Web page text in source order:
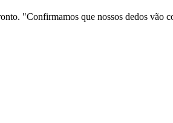
"Confirmamos que nossos dedos vão